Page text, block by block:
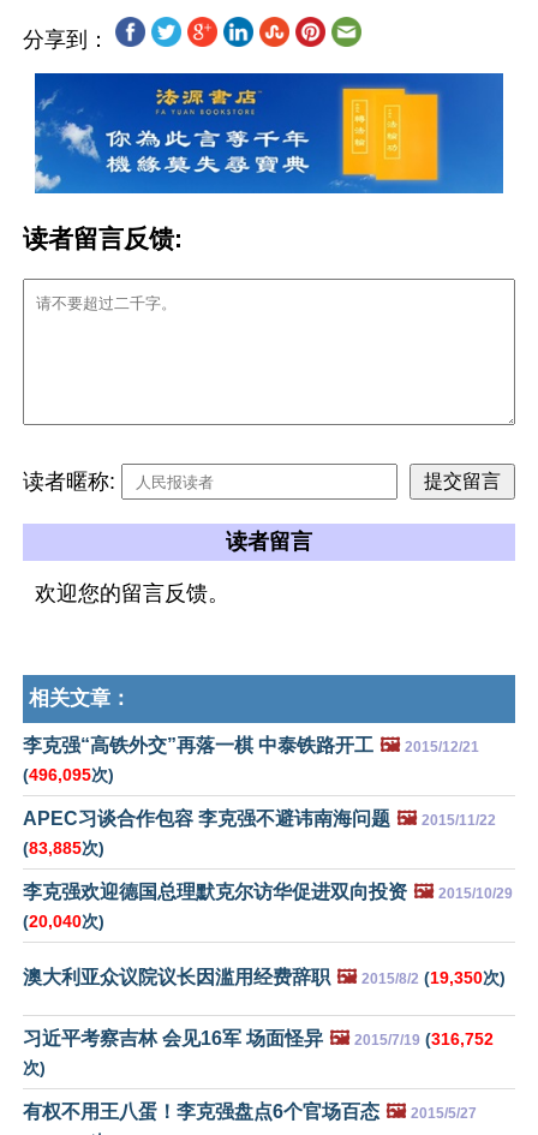
分享到：
读者留言反馈:
读者暱称:
读者留言
欢迎您的留言反馈。
相关文章：
李克强“高铁外交”再落一棋 中泰铁路开工 🖼️ 2015/12/21
(496,095次)
APEC习谈合作包容 李克强不避讳南海问题 🖼️ 2015/11/22
(83,885次)
李克强欢迎德国总理默克尔访华促进双向投资 🖼️ 2015/10/29
(20,040次)
澳大利亚众议院议长因滥用经费辞职 🖼️ 2015/8/2 (19,350次)
习近平考察吉林 会见16军 场面怪异 🖼️ 2015/7/19 (316,752
次)
有权不用王八蛋！李克强盘点6个官场百态 🖼️ 2015/5/27